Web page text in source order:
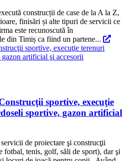
construcții de case de la A la Z,
finisări și alte tipuri de servicii ce
este recunoscută în
din Timiș ca fiind un partene...
sportive, execuţie
sportive, gazon artificial
de proiectare şi construcţii
fotbal, tenis, golf, săli de sport), dar şi